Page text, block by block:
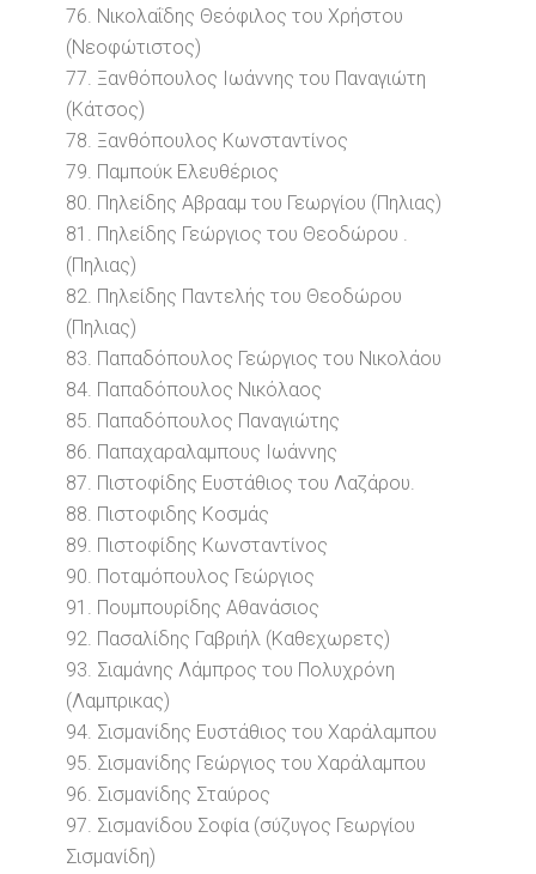
76. Νικολαΐδης Θεόφιλος του Χρήστου
(Νεοφώτιστος)
77. Ξανθόπουλος Ιωάννης του Παναγιώτη
(Κάτσος)
78. Ξανθόπουλος Κωνσταντίνος
79. Παμπούκ Ελευθέριος
80. Πηλείδης Αβρααμ του Γεωργίου (Πηλιας)
81. Πηλείδης Γεώργιος του Θεοδώρου .
(Πηλιας)
82. Πηλείδης Παντελής του Θεοδώρου
(Πηλιας)
83. Παπαδόπουλος Γεώργιος του Νικολάου
84. Παπαδόπουλος Νικόλαος
85. Παπαδόπουλος Παναγιώτης
86. Παπαχαραλαμπους Ιωάννης
87. Πιστοφίδης Ευστάθιος του Λαζάρου.
88. Πιστοφιδης Κοσμάς
89. Πιστοφίδης Κωνσταντίνος
90. Ποταμόπουλος Γεώργιος
91. Πουμπουρίδης Αθανάσιος
92. Πασαλίδης Γαβριήλ (Καθεχωρετς)
93. Σιαμάνης Λάμπρος του Πολυχρόνη
(Λαμπρικας)
94. Σισμανίδης Ευστάθιος του Χαράλαμπου
95. Σισμανίδης Γεώργιος του Χαράλαμπου
96. Σισμανίδης Σταύρος
97. Σισμανίδου Σοφία (σύζυγος Γεωργίου
Σισμανίδη)